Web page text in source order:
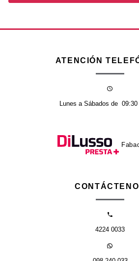
ATENCIÓN
Lunes a Sábados de
4224 0033